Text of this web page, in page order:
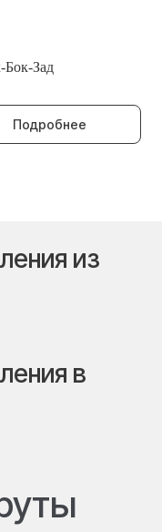
Зад
Подробнее
из
в